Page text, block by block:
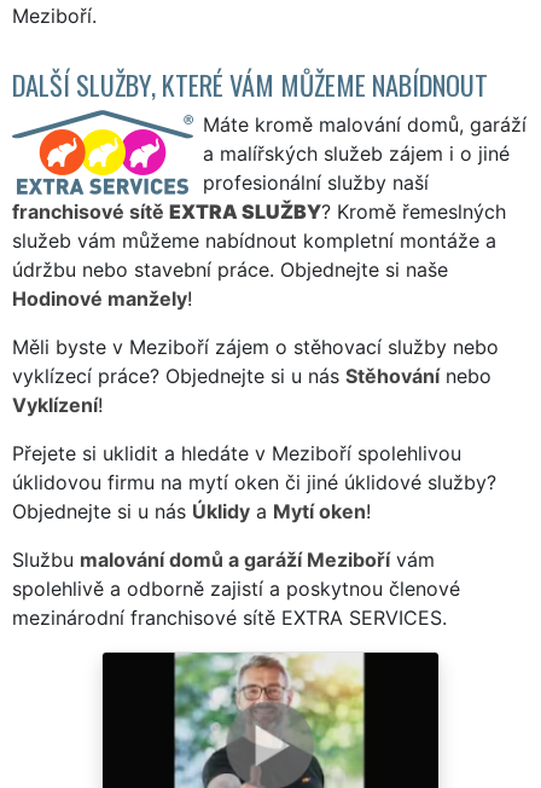
Meziboří.
DALŠÍ SLUŽBY, KTERÉ VÁM MŮŽEME NABÍDNOUT
Máte kromě malování domů, garáží
a malířských služeb zájem i o jiné
profesionální služby naší
franchisové sítě EXTRA SLUŽBY? Kromě řemeslných
služeb vám můžeme nabídnout kompletní montáže a
údržbu nebo stavební práce. Objednejte si naše
Hodinové manžely!
Měli byste v Meziboří zájem o stěhovací služby nebo
vyklízecí práce? Objednejte si u nás Stěhovánínebo
Vyklízení!
Přejete si uklidit a hledáte v Meziboří spolehlivou
úklidovou firmu na mytí oken či jiné úklidové služby?
Objednejte si u nás Úklidy a Mytí oken!
Službu malování domů a garáží Mezibořívám
spolehlivě a odborně zajistí a poskytnou členové
mezinárodní franchisové sítě EXTRA SERVICES.